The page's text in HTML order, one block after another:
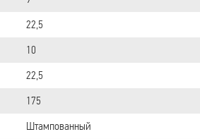
22,5
10
22,5
175
Штампованный